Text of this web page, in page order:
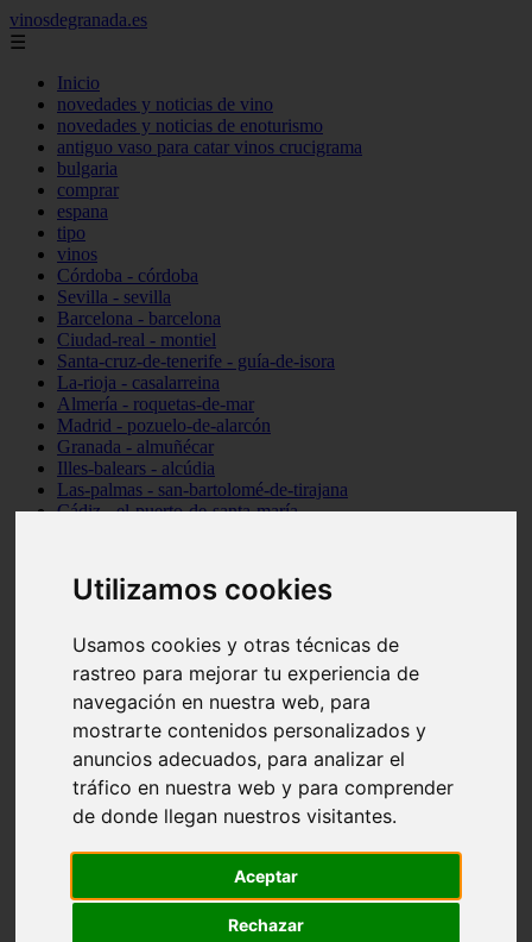
Utilizamos cookies
Usamos cookies y otras técnicas de
rastreo para mejorar tu experiencia de
navegación en nuestra web, para
mostrarte contenidos personalizados y
anuncios adecuados, para analizar el
tráfico en nuestra web y para comprender
de donde llegan nuestros visitantes.
Aceptar
Rechazar
vinosdegranada.es
☰
Inicio
novedades y noticias de vino
novedades y noticias de enoturismo
antiguo vaso para catar vinos crucigrama
bulgaria
comprar
espana
tipo
vinos
Córdoba - córdoba
Sevilla - sevilla
Barcelona - barcelona
Ciudad-real - montiel
Santa-cruz-de-tenerife - guía-de-isora
La-rioja - casalarreina
Almería - roquetas-de-mar
Madrid - pozuelo-de-alarcón
Granada - almuñécar
Illes-balears - alcúdia
Las-palmas - san-bartolomé-de-tirajana
Cádiz - el-puerto-de-santa-maría
Santa-cruz-de-tenerife - los-llanos-de-aridane
Cantabria - suances
Granada - monachil
Huesca - isábena
Huesca - alquézar
Huesca - castejón-de-sos
Sevilla - marinaleda
Córdoba - almedinilla
Navarra - zangoza
Cantabria - arenas-de-iguña
Barcelona - la-pobla-de-lillet
Las-palmas - yaiza